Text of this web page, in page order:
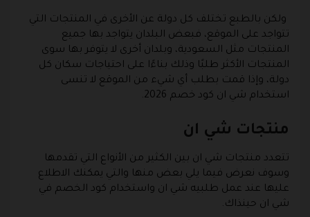
ولكن بالطبع تختلف كل دولة عن الأخرى في المنتجات التي
تتواجد على الموقع، فبعض البلدان يتواجد بها جميع
المنتجات مثل السعودية، وبلدان أخرى لا يتوفر بها سوى
المنتجات الأكثر طلبًا وذلك بناءًا على احتياجات سكان كل
دولة، وإذا قمت بطلب أي شيء من الموقع لا تنسى
استخدام شي ان كود خصم 2026.
منتجات شي ان
تتعدد منتجات شي ان بين الكثير من الأنواع التي تقدمها
وسوف نعرض فيما يلي بعض منها والتي يمكنك الاطلاع
عليها عند عمل طلبيه شي ان واستخدام كود الخصم في
شي ان حينذاك.